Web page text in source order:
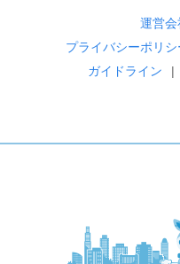
運営会
プライバシーポリシ
ガイドライン
|